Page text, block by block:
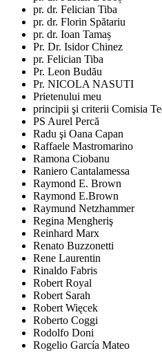
pr. dr. Felician Tiba
pr. dr. Florin Spătariu
pr. dr. Ioan Tamaș
Pr. Dr. Isidor Chinez
pr. Felician Tiba
Pr. Leon Budău
Pr. NICOLA NASUTI
Prietenului meu
principii şi criterii Comisia
PS Aurel Percă
Radu şi Oana Capan
Raffaele Mastromarino
Ramona Ciobanu
Raniero Cantalamessa
Raymond E. Brown
Raymond E.Brown
Raymund Netzhammer
Regina Mengheriş
Reinhard Marx
Renato Buzzonetti
Rene Laurentin
Rinaldo Fabris
Robert Royal
Robert Sarah
Robert Więcek
Roberto Coggi
Rodolfo Doni
Rogelio García Mateo